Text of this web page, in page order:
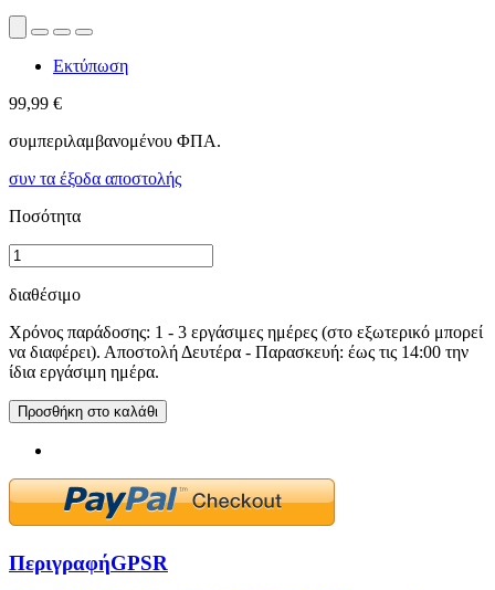
Εκτύπωση
99,99 €
συμπεριλαμβανομένου ΦΠΑ.
συν τα έξοδα αποστολής
Ποσότητα
διαθέσιμο
Χρόνος παράδοσης: 1 - 3 εργάσιμες ημέρες (στο εξωτερικό μπορεί
να διαφέρει). Αποστολή Δευτέρα - Παρασκευή: έως τις 14:00 την
ίδια εργάσιμη ημέρα.
Προσθήκη στο καλάθι
ΠεριγραφήGPSR